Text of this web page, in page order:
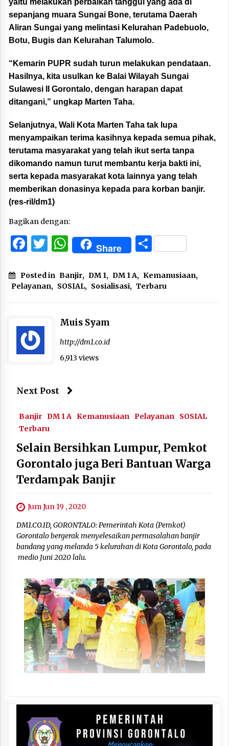
yaitu melakukan perbaikan tanggul yang ada di
sepanjang muara Sungai Bone, terutama Daerah
Aliran Sungai yang melintasi Kelurahan Padebuolo,
Botu, Bugis dan Kelurahan Talumolo.
“Kemarin PUPR sudah turun melakukan pendataan.
Hasilnya, kita usulkan ke Balai Wilayah Sungai
Sulawesi II Gorontalo, dengan harapan dapat
ditangani,” ungkap Marten Taha.
Selanjutnya, Wali Kota Marten Taha tak lupa
menyampaikan terima kasihnya kepada semua pihak,
terutama masyarakat yang telah ikut serta tanpa
dikomando namun turut membantu kerja bakti ini,
serta kepada masyarakat kota lainnya yang telah
memberikan donasinya kepada para korban banjir.
(res-ril/dm1)
Bagikan dengan:
Facebook
Twitter
WhatsApp
Share Share
Posted in Banjir, DM 1, DM 1 A, Kemanusiaan,
Pelayanan, SOSIAL, Sosialisasi, Terbaru
Muis Syam
http://dm1.co.id
6,913 views
Next Post
Banjir DM 1 A Kemanusiaan Pelayanan
SOSIAL
Terbaru
Selain Bersihkan Lumpur, Pemkot
Gorontalo juga Beri Bantuan Warga
Terdampak Banjir
Jum Jun 19 , 2020
DM1.CO.ID, GORONTALO: Pemerintah Kota (Pemkot)
Gorontalo bergerak menyelesaikan permasalahan banjir
bandang yang melanda 5 kelurahan di Kota Gorontalo, pada
medio Juni 2020 lalu.